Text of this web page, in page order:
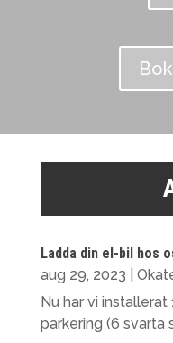
Ladda din el-bil hos
aug 29, 2023
Nu har vi
parkering (6 svarta